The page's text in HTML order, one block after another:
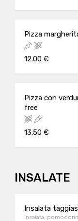
Pizza
12.00 €
Pizza con
free
13.50 €
INSALATE
Insalata
Insalata,